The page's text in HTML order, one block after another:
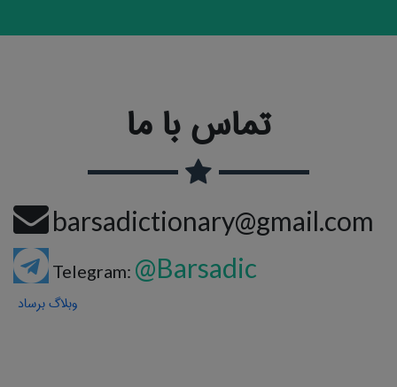
تماس با ما
barsadictionary@gmail.com
Telegram: @Barsadic
وبلاگ برساد